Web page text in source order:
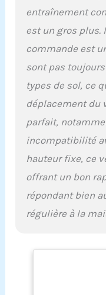
entraînement
est un gros plus.
commande est
sont pas
types de sol, ce
déplacement du
parfait,
incompatibilité
hauteur fixe, ce
offrant un bon
répondant bien
régulière à la